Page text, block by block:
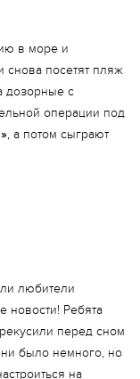
в море и
снова посетят пляж
дозорные с
операции под
, а потом сыграют
любители
новости! Ребята
перед сном
было немного, но
на